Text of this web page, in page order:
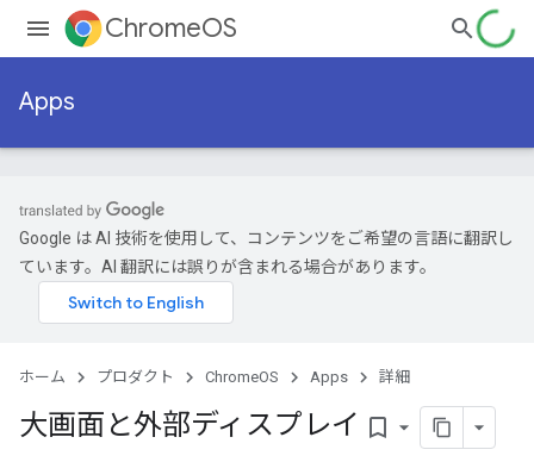
ChromeOS
Apps
Google は AI 技術を使用して、コンテンツをご希望の言語に翻訳し
ています。AI 翻訳には誤りが含まれる場合があります。
ホーム プロダクト ChromeOS Apps 詳細
大画面と外部ディスプレイ bookmark_border